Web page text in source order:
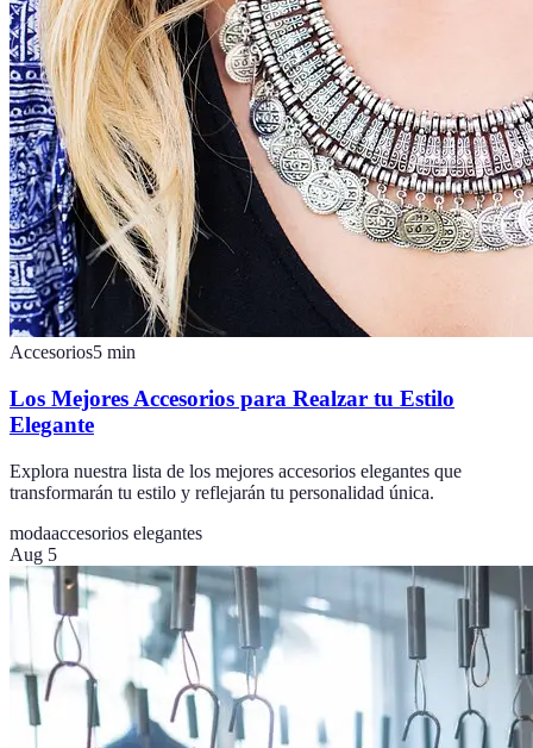
Accesorios5 min
Los Mejores Accesorios para Realzar tu Estilo
Elegante
Explora nuestra lista de los mejores accesorios elegantes que
transformarán tu estilo y reflejarán tu personalidad única.
modaaccesorios elegantes
Aug 5